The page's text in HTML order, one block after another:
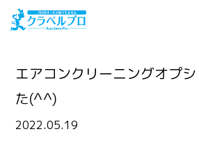
エアコンクリーニングオプ
た(^^)
2022.05.19